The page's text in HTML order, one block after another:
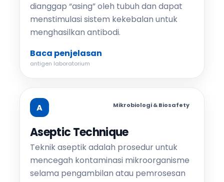
dianggap “asing” oleh tubuh dan dapat
menstimulasi sistem kekebalan untuk
menghasilkan antibodi.
Baca penjelasan
antigen laboratorium
A Mikrobiologi & Biosafety
Aseptic Technique
Teknik aseptik adalah prosedur untuk
mencegah kontaminasi mikroorganisme
selama pengambilan atau pemrosesan